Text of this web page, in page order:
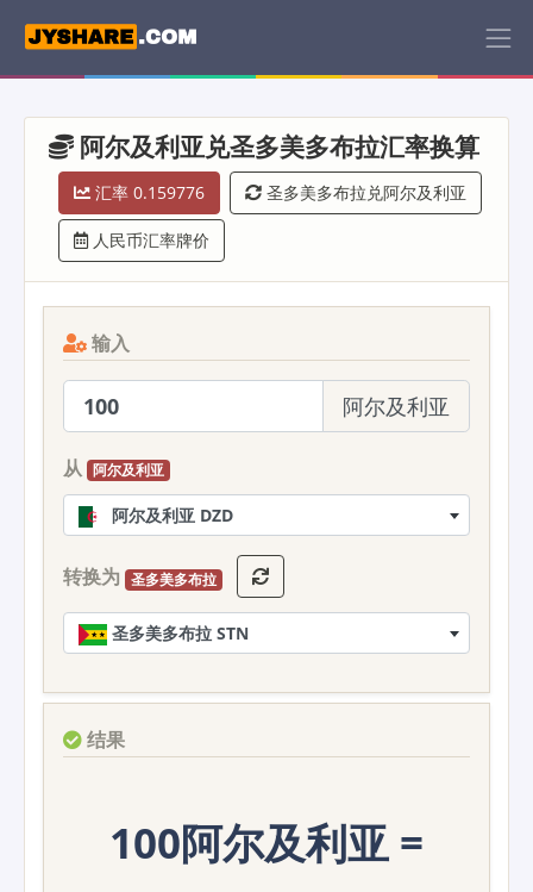
阿尔及利亚兑圣多美多布拉汇率换算
汇率 0.159776 圣多美多布拉兑阿尔及利亚
人民币汇率牌价
输入
阿尔及利亚
从 阿尔及利亚
阿尔及利亚 DZD
转换为 圣多美多布拉
圣多美多布拉 STN
结果
100阿尔及利亚 =